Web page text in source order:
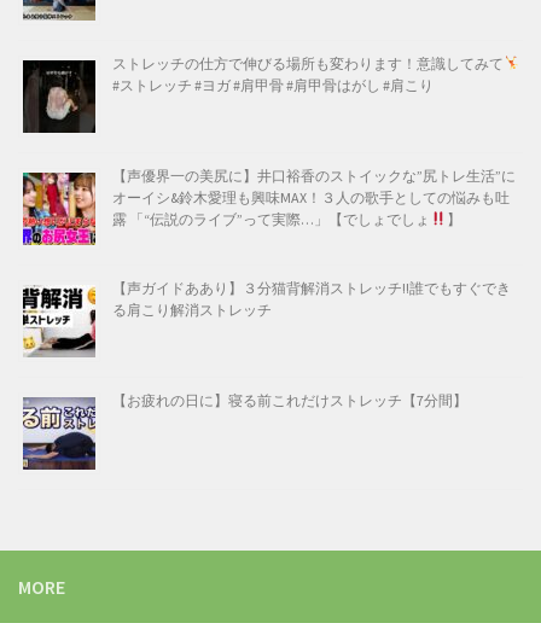
ストレッチの仕方で伸びる場所も変わります！意識してみて
#ストレッチ #ヨガ #肩甲骨 #肩甲骨はがし #肩こり
【声優界一の美尻に】井口裕香のストイックな”尻トレ生活”に
オーイシ&鈴木愛理も興味MAX！３人の歌手としての悩みも吐
露 「“伝説のライブ”って実際…」【でしょでしょ
】
【声ガイドああり】３分猫背解消ストレッチ!!誰でもすぐでき
る肩こり解消ストレッチ
【お疲れの日に】寝る前これだけストレッチ【7分間】
MORE